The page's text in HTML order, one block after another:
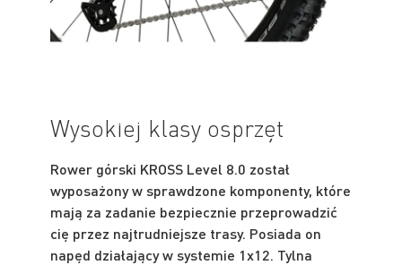
Wysokiej klasy osprzęt
Rower górski KROSS Level 8.0 został
wyposażony w sprawdzone komponenty, które
mają za zadanie bezpiecznie przeprowadzić
cię przez najtrudniejsze trasy. Posiada on
napęd działający w systemie 1x12. Tylna